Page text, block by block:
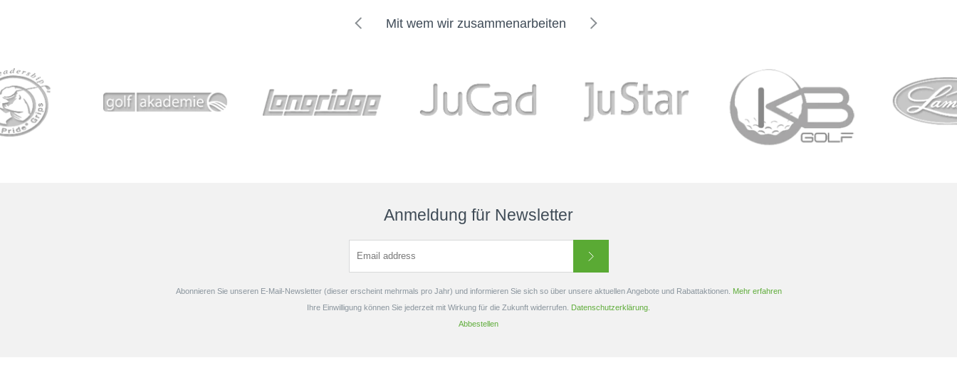
über...
geeignet. Besonders beim...
weichem Gefühl, und für 2023 haben
wir Technologien eingeführt, die ein
neues Maß...
Mit wem wir zusammenarbeiten
Anmeldung für Newsletter
Abonnieren Sie unseren E-Mail-Newsletter (dieser erscheint mehrmals pro Jahr) und informieren Sie sich so über unsere aktuellen Angebote und Rabattaktionen. Mehr erfahren
Ihre Einwilligung können Sie jederzeit mit Wirkung für die Zukunft widerrufen. Datenschutzerklärung.
Abbestellen